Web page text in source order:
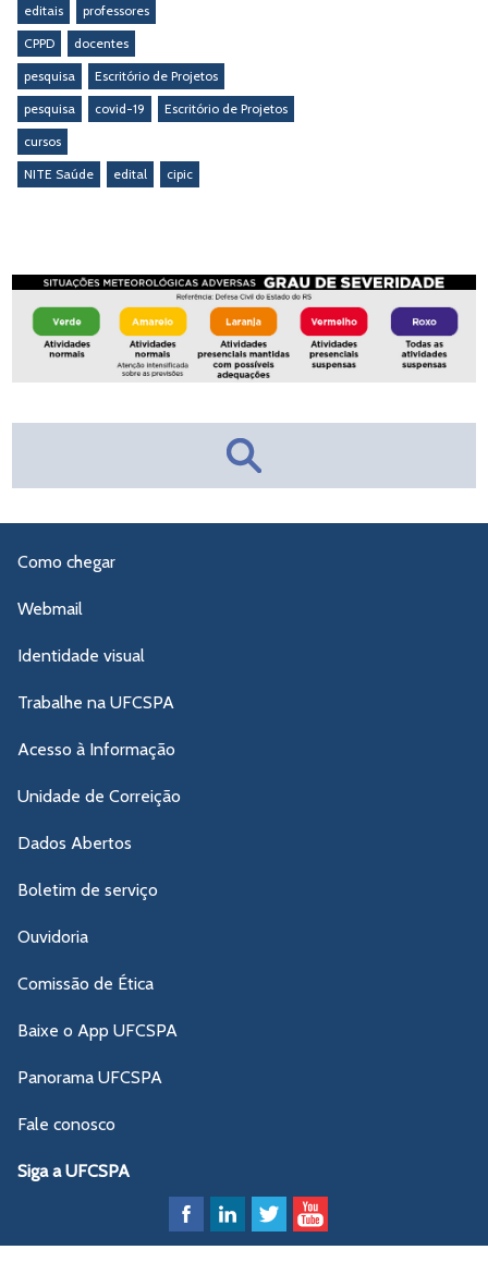
editais
professores
CPPD
docentes
pesquisa
Escritório de Projetos
pesquisa
covid-19
Escritório de Projetos
cursos
NITE Saúde
edital cipic
Como chegar
Webmail
Identidade visual
Trabalhe na UFCSPA
Acesso à Informação
Unidade de Correição
Dados Abertos
Boletim de serviço
Ouvidoria
Comissão de Ética
Baixe o App UFCSPA
Panorama UFCSPA
Fale conosco
Siga a UFCSPA